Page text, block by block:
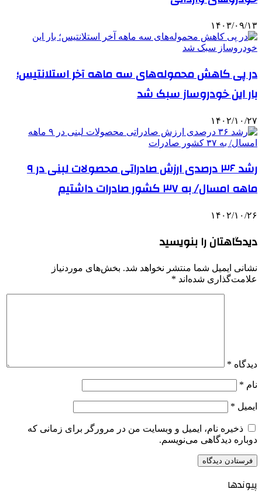
۱۴۰۳/۰۹/۱۳
در پی کاهش محموله‌های سه ماهه آخر استلانتیس؛
بار این خودروساز سبک شد
۱۴۰۲/۱۰/۲۷
رشد ۳۶ درصدی ارزش صادراتی محصولات لبنی در ۹
ماهه امسال/ به ۳۷ کشور صادرات داشتیم
۱۴۰۲/۱۰/۲۶
دیدگاهتان را بنویسید
نشانی ایمیل شما منتشر نخواهد شد. بخش‌های موردنیاز
علامت‌گذاری شده‌اند *
دیدگاه *
نام *
ایمیل *
ذخیره نام، ایمیل و وبسایت من در مرورگر برای زمانی که
دوباره دیدگاهی می‌نویسم.
پیوندها